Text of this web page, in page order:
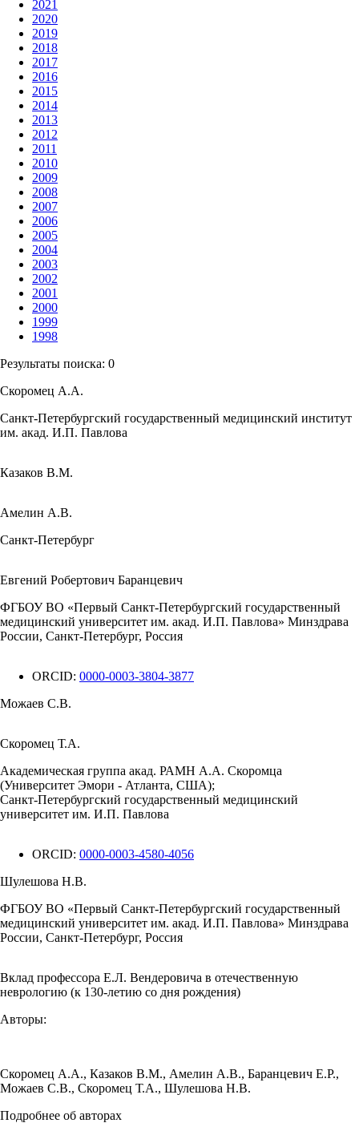
2021
2020
2019
2018
2017
2016
2015
2014
2013
2012
2011
2010
2009
2008
2007
2006
2005
2004
2003
2002
2001
2000
1999
1998
Результаты поиска: 0
Скоромец А.А.
Санкт-Петербургский государственный медицинский институт
им. акад. И.П. Павлова
Казаков В.М.
Амелин А.В.
Санкт-Петербург
Евгений Робертович Баранцевич
ФГБОУ ВО «Первый Санкт-Петербургский государственный
медицинский университет им. акад. И.П. Павлова» Минздрава
России, Санкт-Петербург, Россия
ORCID: 0000-0003-3804-3877
Можаев С.В.
Скоромец Т.А.
Академическая группа акад. РАМН А.А. Скоромца
(Университет Эмори - Атланта, США);
Санкт-Петербургский государственный медицинский
университет им. И.П. Павлова
ORCID: 0000-0003-4580-4056
Шулешова Н.В.
ФГБОУ ВО «Первый Санкт-Петербургский государственный
медицинский университет им. акад. И.П. Павлова» Минздрава
России, Санкт-Петербург, Россия
Вклад профессора Е.Л. Вендеровича в отечественную
неврологию (к 130-летию со дня рождения)
Авторы:
Скоромец А.А., Казаков В.М., Амелин А.В., Баранцевич Е.Р.,
Можаев С.В., Скоромец Т.А., Шулешова Н.В.
Подробнее об авторах